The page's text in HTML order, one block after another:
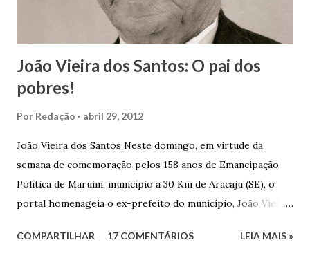
João Vieira dos Santos: O pai dos
pobres!
Por Redação abril 29, 2012
João Vieira dos Santos Neste domingo, em virtude da
semana de comemoração pelos 158 anos de Emancipação
Política de Maruim, município a 30 Km de Aracaju (SE), o
portal homenageia o ex-prefeito do município, João Vieira
Vieira dos Santos e Arlinda Barroso dos Santos, nasceu em
COMPARTILHAR 17 COMENTÁRIOS LEIA MAIS »